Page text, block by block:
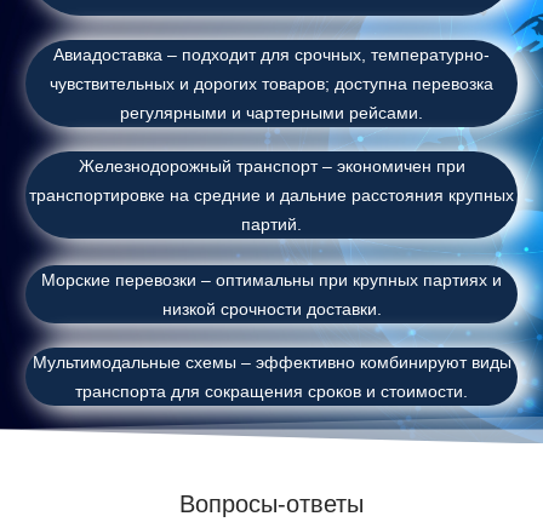
Авиадоставка – подходит для срочных, температурно-
чувствительных и дорогих товаров; доступна перевозка
регулярными и чартерными рейсами.
Железнодорожный транспорт – экономичен при
транспортировке на средние и дальние расстояния крупных
партий.
Морские перевозки – оптимальны при крупных партиях и
низкой срочности доставки.
Мультимодальные схемы – эффективно комбинируют виды
транспорта для сокращения сроков и стоимости.
Вопросы-ответы